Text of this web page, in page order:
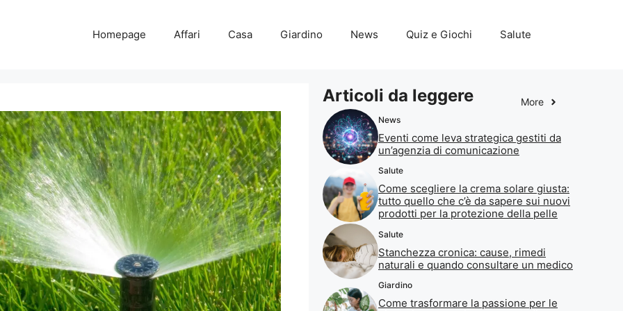
Homepage Affari Casa Giardino News Quiz e Giochi Salute
Articoli da leggere More
News
Eventi come leva strategica gestiti da
un’agenzia di comunicazione
Salute
Come scegliere la crema solare giusta:
tutto quello che c’è da sapere sui nuovi
prodotti per la protezione della pelle
Salute
Stanchezza cronica: cause, rimedi
naturali e quando consultare un medico
Giardino
Come trasformare la passione per le